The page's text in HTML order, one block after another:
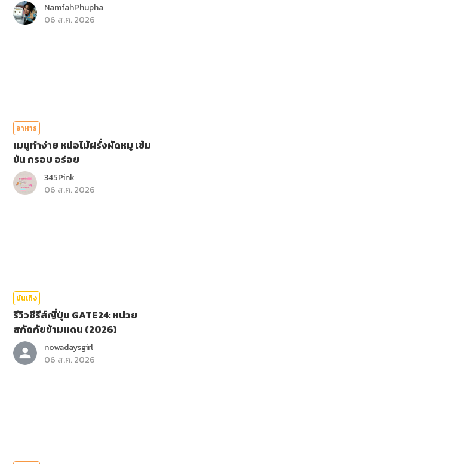
NamfahPhupha
06 ส.ค. 2026
อาหาร
เมนูทำง่าย หน่อไม้ฝรั่งผัดหมู เข้ม
ข้น กรอบ อร่อย
345Pink
06 ส.ค. 2026
บันเทิง
รีวิวซีรีส์ญี่ปุ่น GATE24: หน่วย
สกัดภัยข้ามแดน (2026)
nowadaysgirl
06 ส.ค. 2026